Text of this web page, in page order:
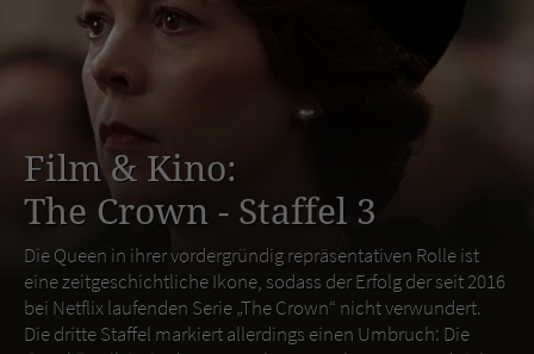
Film & Kino:
The Crown - Staffel 3
Die Queen in ihrer vordergründig repräsentativen Rolle ist
eine zeitgeschichtliche Ikone, sodass der Erfolg der seit 2016
bei Netflix laufenden Serie „The Crown“ nicht verwundert.
Die dritte Staffel markiert allerdings einen Umbruch: Die